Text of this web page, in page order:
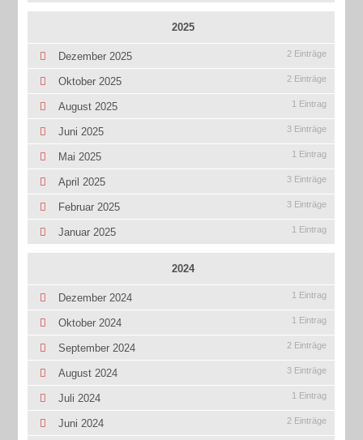
2025
Dezember 2025 2 Einträge
Oktober 2025 2 Einträge
August 2025 1 Eintrag
Juni 2025 3 Einträge
Mai 2025 1 Eintrag
April 2025 3 Einträge
Februar 2025 3 Einträge
Januar 2025 1 Eintrag
2024
Dezember 2024 1 Eintrag
Oktober 2024 1 Eintrag
September 2024 2 Einträge
August 2024 3 Einträge
Juli 2024 1 Eintrag
Juni 2024 2 Einträge